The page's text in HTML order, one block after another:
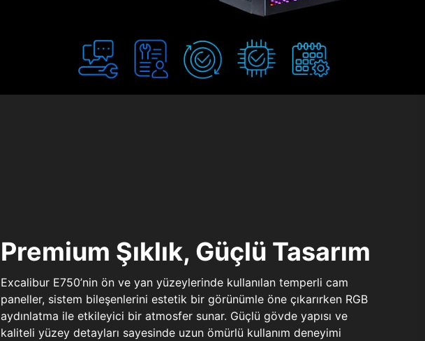
Premium Şıklık, Güçlü Tasarım
Excalibur E750’nin ön ve yan yüzeylerinde kullanılan temperli cam
paneller, sistem bileşenlerini estetik bir görünümle öne çıkarırken RGB
aydınlatma ile etkileyici bir atmosfer sunar. Güçlü gövde yapısı ve
kaliteli yüzey detayları sayesinde uzun ömürlü kullanım deneyimi